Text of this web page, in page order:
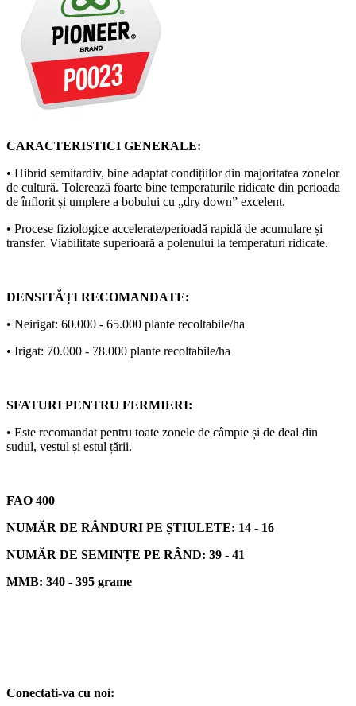
CARACTERISTICI GENERALE:
• Hibrid semitardiv, bine adaptat condițiilor din majoritatea zonelor
de cultură. Tolerează foarte bine temperaturile ridicate din perioada
de înflorit și umplere a bobului cu „dry down” excelent.
• Procese fiziologice accelerate/perioadă rapidă de acumulare și
transfer. Viabilitate superioară a polenului la temperaturi ridicate.
DENSITĂȚI RECOMANDATE:
• Neirigat: 60.000 - 65.000 plante recoltabile/ha
• Irigat: 70.000 - 78.000 plante recoltabile/ha
SFATURI PENTRU FERMIERI:
• Este recomandat pentru toate zonele de câmpie și de deal din
sudul, vestul și estul țării.
FAO 400
NUMĂR DE RÂNDURI PE ȘTIULETE: 14 - 16
NUMĂR DE SEMINȚE PE RÂND: 39 - 41
MMB: 340 - 395 grame
Conectati-va cu noi: